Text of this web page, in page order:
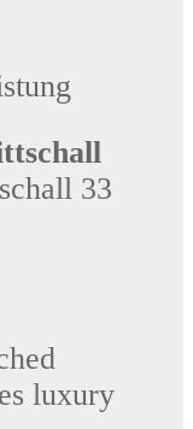
33
luxury